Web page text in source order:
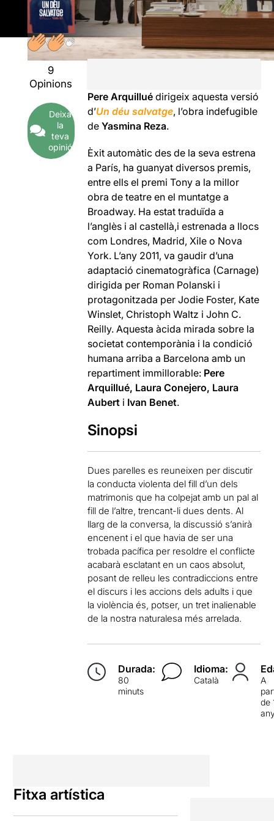
9
Opinions
Deixa
la
teva
opinió
Pere Arquillué dirigeix aquesta versió
d’Un déu salvatge, l’obra indefugible
deYasmina Reza.
Èxit automàtic des de la seva estrena
a París, ha guanyat diversos premis,
entre ells el premi Tony a la millor
obra de teatre en el muntatge a
Broadway. Ha estat traduïda a
l’anglès i al castellà,i estrenada a llocs
com Londres, Madrid, Xile o Nova
York. L’any 2011, va gaudir d’una
adaptació cinematogràfica (Carnage)
dirigida per Roman Polanski i
protagonitzada per Jodie Foster, Kate
Winslet, Christoph Waltz i John C.
Reilly. Aquesta àcida mirada sobre la
societat contemporània i la condició
humana arriba a Barcelona amb un
repartiment immillorable: Pere
Arquillué, Laura Conejero, Laura
Aubert i Ivan Benet.
Sinopsi
Dues parelles es reuneixen per discutir
la conducta violenta del fill d’un dels
matrimonis que ha colpejat amb un pal al
fill de l’altre, trencant-li dues dents. Al
llarg de la conversa, la discussió s’anirà
encenent i el que havia de ser una
trobada pacífica per resoldre el conflicte
acabarà esclatant en un caos absolut,
posant de relleu les contradiccions entre
el discurs i les accions dels adults i que
la violència és, potser, un tret inalienable
de la nostra naturalesa més arrelada.
Durada:
80
minuts
Idioma:
Català
A
de
Fitxa artística